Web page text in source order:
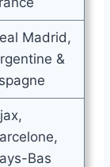
Madrid,
&
Bas